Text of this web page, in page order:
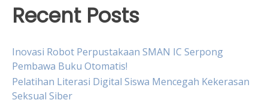
Recent Posts
Inovasi Robot Perpustakaan SMAN IC Serpong
Pembawa Buku Otomatis!
Pelatihan Literasi Digital Siswa Mencegah Kekerasan
Seksual Siber